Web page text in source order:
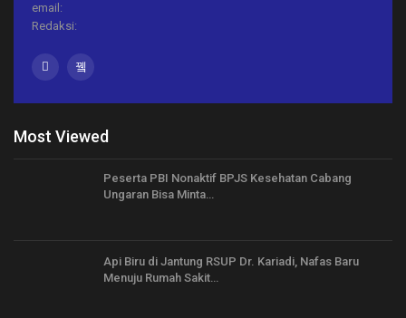
email:
Redaksi:
Most Viewed
Peserta PBI Nonaktif BPJS Kesehatan Cabang
Ungaran Bisa Minta…
Api Biru di Jantung RSUP Dr. Kariadi, Nafas Baru
Menuju Rumah Sakit…